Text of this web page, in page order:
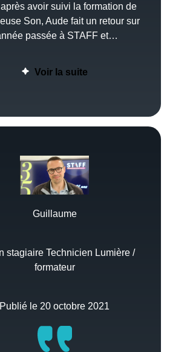
avoir suivi la formation de
Son, Aude fait un retour sur
passée à STAFF et…
Voir la suite
Guillaume
stagiaire Technicien Lumière /
formateur
Publié le 20 octobre 2021